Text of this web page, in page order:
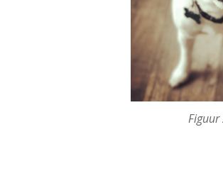
Figuur